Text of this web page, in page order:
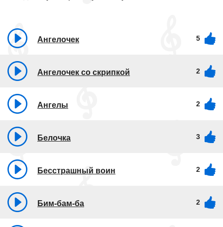
Ангелочек 5
Ангелочек со скрипкой 2
Ангелы 2
Белочка 3
Бесстрашный воин 2
Бим-бам-ба 2